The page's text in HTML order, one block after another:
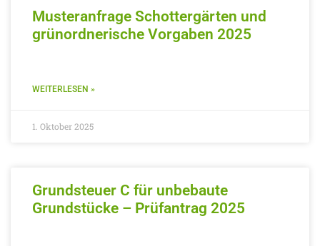
Musteranfrage Schottergärten und
grünordnerische Vorgaben 2025
WEITERLESEN »
1. Oktober 2025
Grundsteuer C für unbebaute
Grundstücke – Prüfantrag 2025